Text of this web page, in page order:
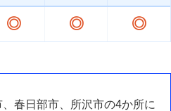
◎ ◎ ◎
春日部市、所沢市の4か所に